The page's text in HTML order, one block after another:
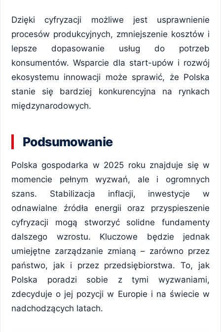
Dzięki cyfryzacji możliwe jest usprawnienie
procesów produkcyjnych, zmniejszenie kosztów i
lepsze dopasowanie usług do potrzeb
konsumentów. Wsparcie dla start-upów i rozwój
ekosystemu innowacji może sprawić, że Polska
stanie się bardziej konkurencyjna na rynkach
międzynarodowych.
Podsumowanie
Polska gospodarka w 2025 roku znajduje się w
momencie pełnym wyzwań, ale i ogromnych
szans. Stabilizacja inflacji, inwestycje w
odnawialne źródła energii oraz przyspieszenie
cyfryzacji mogą stworzyć solidne fundamenty
dalszego wzrostu. Kluczowe będzie jednak
umiejętne zarządzanie zmianą – zarówno przez
państwo, jak i przez przedsiębiorstwa. To, jak
Polska poradzi sobie z tymi wyzwaniami,
zdecyduje o jej pozycji w Europie i na świecie w
nadchodzących latach.